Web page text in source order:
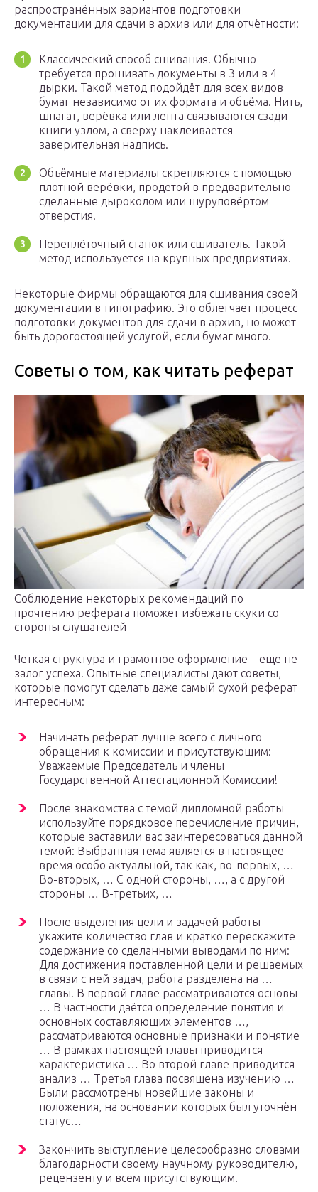
распространённых вариантов подготовки
документации для сдачи в архив или для отчётности:
Классический способ сшивания. Обычно
требуется прошивать документы в 3 или в 4
дырки. Такой метод подойдёт для всех видов
бумаг независимо от их формата и объёма. Нить,
шпагат, верёвка или лента связываются сзади
книги узлом, а сверху наклеивается
заверительная надпись.
Объёмные материалы скрепляются с помощью
плотной верёвки, продетой в предварительно
сделанные дыроколом или шуруповёртом
отверстия.
Переплёточный станок или сшиватель. Такой
метод используется на крупных предприятиях.
Некоторые фирмы обращаются для сшивания своей
документации в типографию. Это облегчает процесс
подготовки документов для сдачи в архив, но может
быть дорогостоящей услугой, если бумаг много.
Советы о том, как читать реферат
Соблюдение некоторых рекомендаций по
прочтению реферата поможет избежать скуки со
стороны слушателей
Четкая структура и грамотное оформление – еще не
залог успеха. Опытные специалисты дают советы,
которые помогут сделать даже самый сухой реферат
интересным:
Начинать реферат лучше всего с личного
обращения к комиссии и присутствующим:
Уважаемые Председатель и члены
Государственной Аттестационной Комиссии!
После знакомства с темой дипломной работы
используйте порядковое перечисление причин,
которые заставили вас заинтересоваться данной
темой: Выбранная тема является в настоящее
время особо актуальной, так как, во-первых, …
Во-вторых, … С одной стороны, …, а с другой
стороны … В-третьих, …
После выделения цели и задачей работы
укажите количество глав и кратко перескажите
содержание со сделанными выводами по ним:
Для достижения поставленной цели и решаемых
в связи с ней задач, работа разделена на …
главы. В первой главе рассматриваются основы
… В частности даётся определение понятия и
основных составляющих элементов …,
рассматриваются основные признаки и понятие
… В рамках настоящей главы приводится
характеристика … Во второй главе приводится
анализ … Третья глава посвящена изучению …
Были рассмотрены новейшие законы и
положения, на основании которых был уточнён
статус…
Закончить выступление целесообразно словами
благодарности своему научному руководителю,
рецензенту и всем присутствующим.